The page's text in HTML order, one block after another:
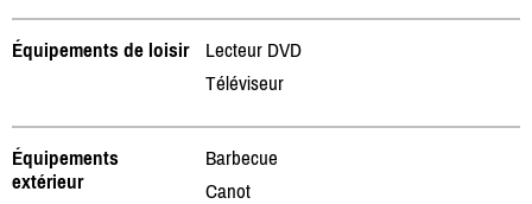
Équipements de loisir
Lecteur DVD
Téléviseur
Équipements
extérieur
Barbecue
Canot